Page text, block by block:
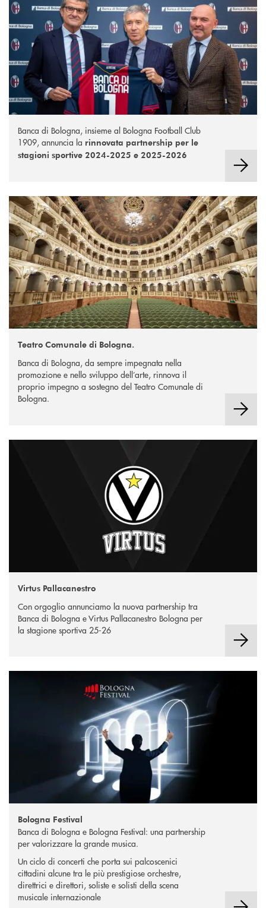
Banca di Bologna, insieme al Bologna Football Club
1909, annuncia la rinnovata partnership per le
stagioni sportive 2024-2025 e 2025-2026
Teatro Comunale di Bologna
Teatro Comunale di Bologna.
Banca di Bologna, da sempre impegnata nella
promozione e nello sviluppo dell’arte, rinnova il
proprio impegno a sostegno del Teatro Comunale di
Bologna.
Virtus Pallacanestro
Con orgoglio annunciamo la nuova partnership tra
Banca di Bologna e Virtus Pallacanestro Bologna per
la stagione sportiva 25-26
Bologna Festival
Banca di Bologna e Bologna Festival: una partnership
per valorizzare la grande musica.
Un ciclo di concerti che porta sui palcoscenici
cittadini alcune tra le più prestigiose orchestre,
direttrici e direttori, soliste e solisti della scena
musicale internazionale